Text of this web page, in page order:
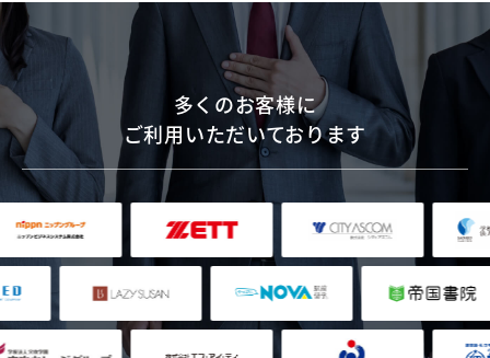
多くのお客様に
ご利用いただいております